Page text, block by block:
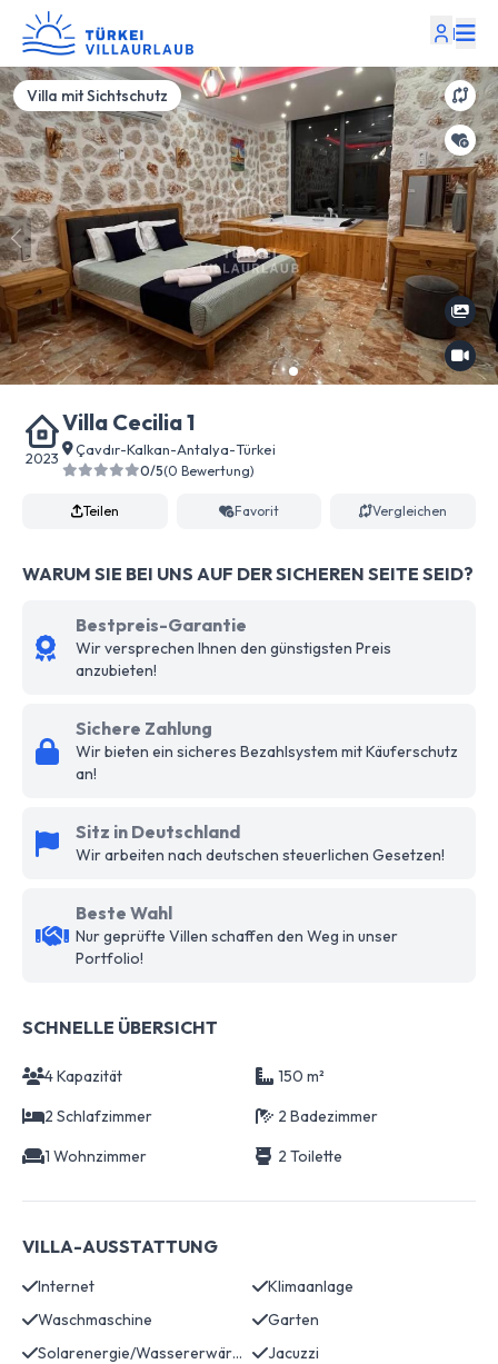
|
Villa mit Sichtschutz
2023
Villa Cecilia 1
Çavdır-Kalkan-Antalya-Türkei
0/5(0 Bewertung)
Teilen Favorit Vergleichen
WARUM SIE BEI UNS AUF DER SICHEREN SEITE SEID?
Bestpreis-Garantie
Wir versprechen Ihnen den günstigsten Preis
anzubieten!
Sichere Zahlung
Wir bieten ein sicheres Bezahlsystem mit Käuferschutz
an!
Sitz in Deutschland
Wir arbeiten nach deutschen steuerlichen Gesetzen!
Beste Wahl
Nur geprüfte Villen schaffen den Weg in unser
Portfolio!
SCHNELLE ÜBERSICHT
4 Kapazität
150 m²
2 Schlafzimmer
2 Badezimmer
1 Wohnzimmer
2 Toilette
VILLA-AUSSTATTUNG
Internet
Klimaanlage
Waschmaschine
Garten
Solarenergie/Wassererwärmung
Jacuzzi